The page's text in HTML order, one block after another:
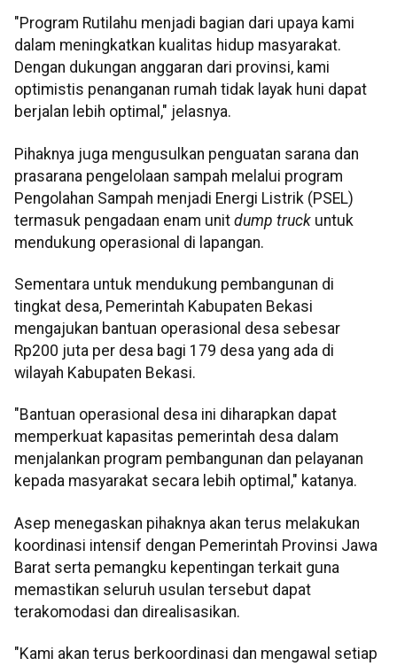
"Program Rutilahu menjadi bagian dari upaya kami
dalam meningkatkan kualitas hidup masyarakat.
Dengan dukungan anggaran dari provinsi, kami
optimistis penanganan rumah tidak layak huni dapat
berjalan lebih optimal," jelasnya.
Pihaknya juga mengusulkan penguatan sarana dan
prasarana pengelolaan sampah melalui program
Pengolahan Sampah menjadi Energi Listrik (PSEL)
termasuk pengadaan enam unit dump truck untuk
mendukung operasional di lapangan.
Sementara untuk mendukung pembangunan di
tingkat desa, Pemerintah Kabupaten Bekasi
mengajukan bantuan operasional desa sebesar
Rp200 juta per desa bagi 179 desa yang ada di
wilayah Kabupaten Bekasi.
"Bantuan operasional desa ini diharapkan dapat
memperkuat kapasitas pemerintah desa dalam
menjalankan program pembangunan dan pelayanan
kepada masyarakat secara lebih optimal," katanya.
Asep menegaskan pihaknya akan terus melakukan
koordinasi intensif dengan Pemerintah Provinsi Jawa
Barat serta pemangku kepentingan terkait guna
memastikan seluruh usulan tersebut dapat
terakomodasi dan direalisasikan.
"Kami akan terus berkoordinasi dan mengawal setiap